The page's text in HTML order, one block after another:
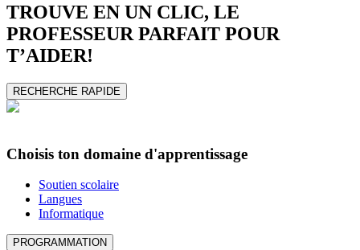
TROUVE EN UN CLIC, LE
PROFESSEUR PARFAIT POUR
T’AIDER!
RECHERCHE RAPIDE
Choisis ton domaine d'apprentissage
Soutien scolaire
Langues
Informatique
PROGRAMMATION